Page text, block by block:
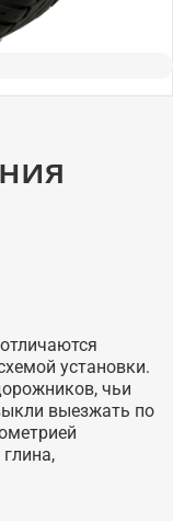
установки.
чьи
выезжать по